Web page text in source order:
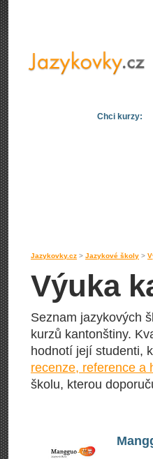
Chci kurzy:
Jazykovky.cz > Jazykové školy >
Výuka
Seznam jazykových
kurzů kantonštiny.
hodnotí její studenti,
recenze, reference a
školu, kterou